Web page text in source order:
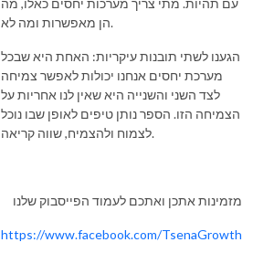
עם תהיות. מתי צריך מערכות יחסים כאלו, מה
הן מאפשרות ומה לא.
הגענו לשתי תובנות עיקריות: האחת היא שבכל
מערכת יחסים אנחנו יכולות לאפשר צמיחה
לצד השני והשנייה היא שאין לנו אחריות על
הצמיחה הזו. הספר נותן טיפים לאופן שבו נוכל
לצמוח ולהצמיח, שווה קריאה.
מזמינות אתכן ואתכם לעמוד הפייסבוק שלנו
https://www.facebook.com/TsenaGrowth